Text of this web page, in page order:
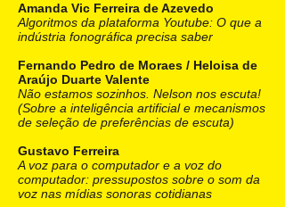
Amanda Vic Ferreira de Azevedo
Algoritmos da plataforma Youtube: O que a
indústria fonográfica precisa saber
Fernando Pedro de Moraes / Heloisa de
Araújo Duarte Valente
Não estamos sozinhos. Nelson nos escuta!
(Sobre a inteligência artificial e mecanismos
de seleção de preferências de escuta)
Gustavo Ferreira
A voz para o computador e a voz do
computador: pressupostos sobre o som da
voz nas mídias sonoras cotidianas